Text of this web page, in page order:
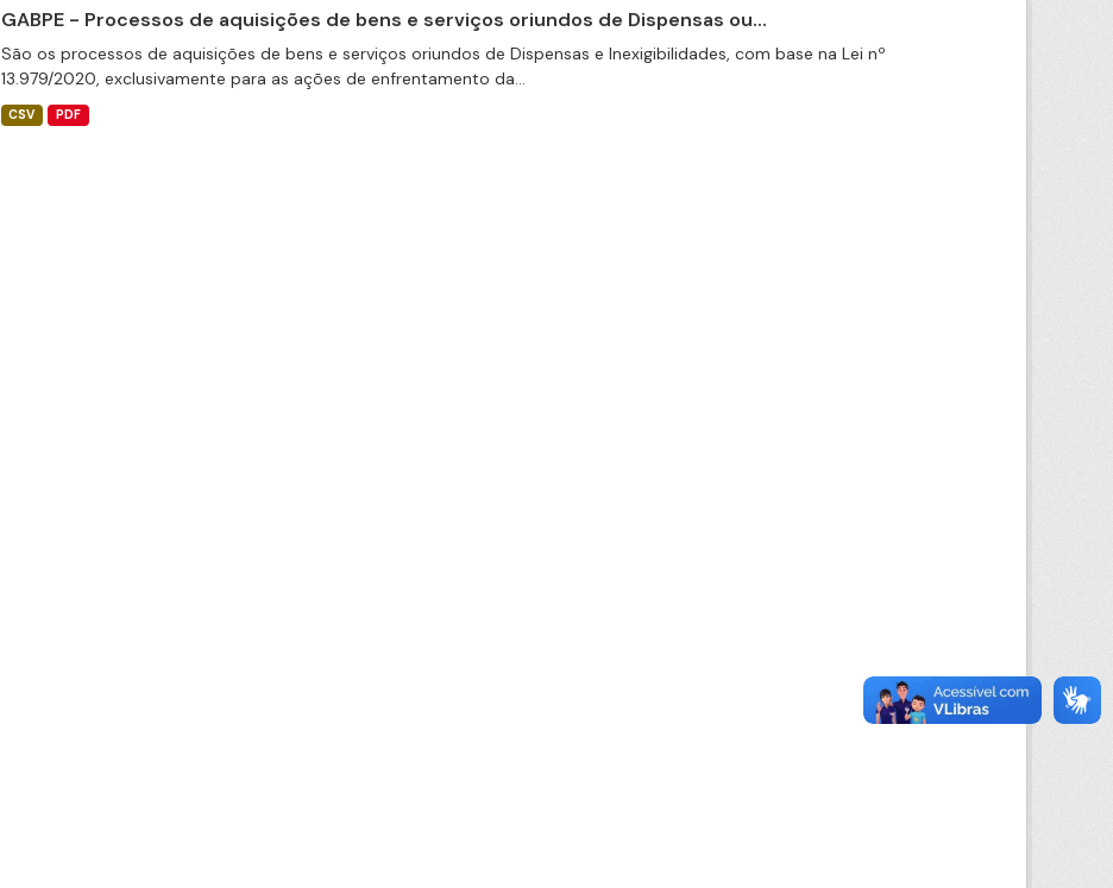
GABPE - Processos de aquisições de bens e serviços oriundos de Dispensas ou...
São os processos de aquisições de bens e serviços oriundos de Dispensas e Inexigibilidades, com base na Lei nº
13.979/2020, exclusivamente para as ações de enfrentamento da...
CSV PDF